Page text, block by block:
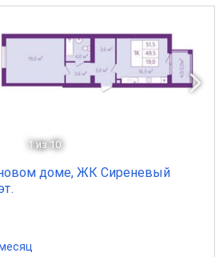
1 из 10
доме, ЖК Сиреневый